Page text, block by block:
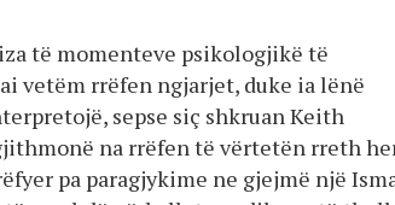
të momenteve psikologjikë të
vetëm rrëfen ngjarjet, duke ia lënë
sepse siç shkruan Keith
na rrëfen të vërtetën rreth
pa paragjykime ne gjejmë një